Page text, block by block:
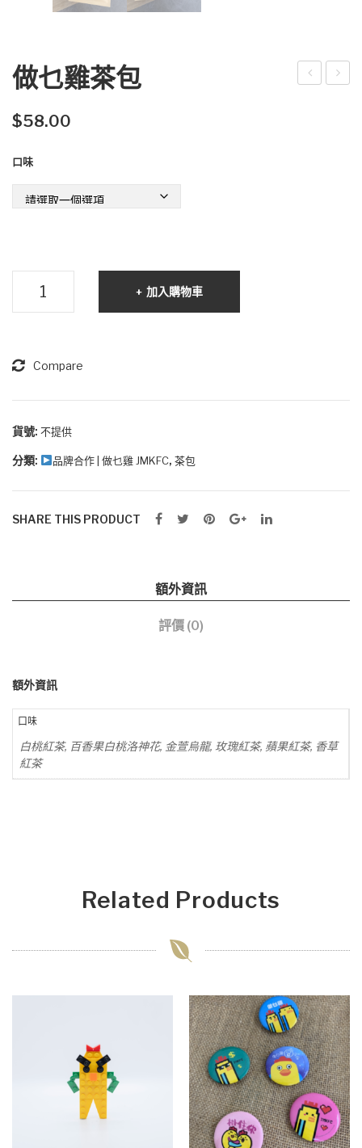
做乜雞茶包
$58.00
口味
包
加入購物車
Compare
貨號: 不提供
分類: 品牌合作 | 做乜雞 JMKFC, 茶包
SHARE THIS PRODUCT
額外資訊
評價 (0)
額外資訊
口味
白桃紅茶, 百香果白桃洛神花, 金萱烏龍, 玫瑰紅茶, 蘋果紅茶, 香草
紅茶
Related Products